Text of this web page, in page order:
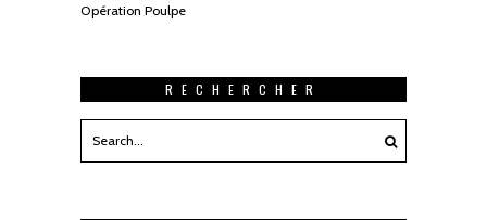
Opération Poulpe
RECHERCHER